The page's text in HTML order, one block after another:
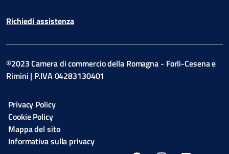
Richiedi assistenza
©2023 Camera di commercio della Romagna - Forli-Cesena e
Rimini | P.IVA 04283130401
Privacy Policy
Cookie Policy
Mappa del sito
Informativa sulla privacy